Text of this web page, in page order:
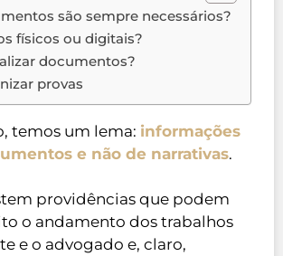
são sempre necessários?
físicos ou digitais?
documentos?
provas
temos um lema: informações
e não de narrativas.
providências que podem
o andamento dos trabalhos
e o advogado e, claro,